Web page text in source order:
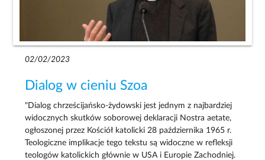
02/02/2023
Dialog w cieniu Szoa
"Dialog chrześcijańsko-żydowski jest jednym z najbardziej
widocznych skutków soborowej deklaracji Nostra aetate,
ogłoszonej przez Kościół katolicki 28 października 1965 r.
Teologiczne implikacje tego tekstu są widoczne w refleksji
teologów katolickich głównie w USA i Europie Zachodniej.